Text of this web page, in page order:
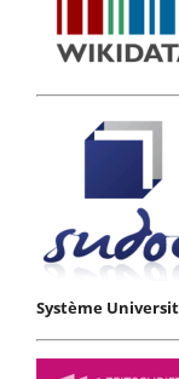
Système